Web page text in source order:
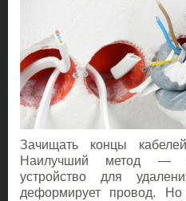
Зачищать концы
Наилучший метод —
устройство для
деформирует провод.